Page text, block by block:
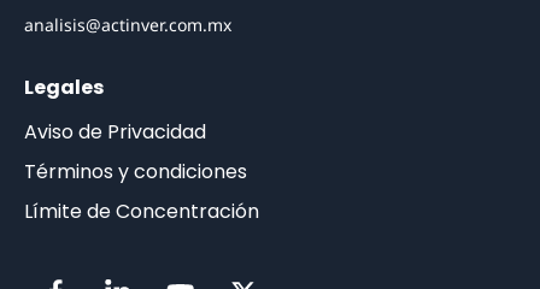
analisis@actinver.com.mx
Legales
Aviso de Privacidad
Términos y condiciones
Límite de Concentración